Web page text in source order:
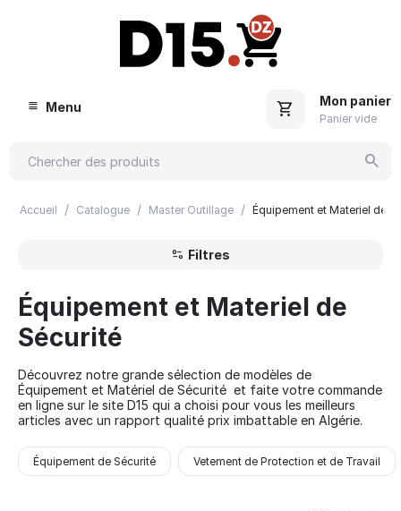
Menu Mon panier
Panier vide
Accueil / Catalogue / Master Outillage / Équipement et Materiel de
Filtres
Équipement et Materiel de
Sécurité
Découvrez notre grande sélection de modèles de
Équipement et Matériel de Sécurité et faite votre commande
en ligne sur le site D15 qui a choisi pour vous les meilleurs
articles avec un rapport qualité prix imbattable en Algérie.
Équipement de Sécurité Vetement de Protection et de Travail